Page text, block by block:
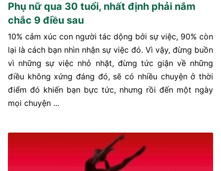
Phụ nữ qua 30 tuổi, nhất định phải nắm
chắc 9 điều sau
10% cảm xúc con người tác dộng bởi sự việc, 90% còn
lại là cách bạn nhìn nhận sự việc đó. Vì vậy, đừng buồn
vì những sự việc nhỏ nhặt, đừng tức giận về những
điều không xứng đáng đó, sẽ có nhiều chuyện ở thời
điểm đó khiến bạn bực tức, nhưng rồi đến một ngày
mọi chuyện ...